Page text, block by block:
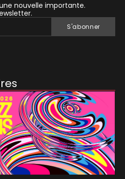
nouvelle importante.
S'abonner